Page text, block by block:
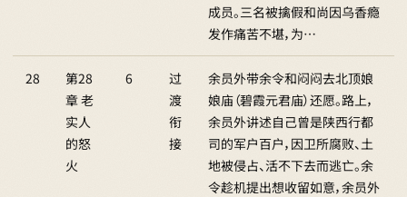
成员。三名被擒假和尚因乌香瘾
发作痛苦不堪，为…
28
第28
章 老
实人
的怒
火
6
过
渡
衔
接
余员外带余令和闷闷去北顶娘
娘庙（碧霞元君庙）还愿。路上，
余员外讲述自己曾是陕西行都
司的军户百户，因卫所腐败、土
地被侵占、活不下去而逃亡。余
令趁机提出想收留如意，余员外